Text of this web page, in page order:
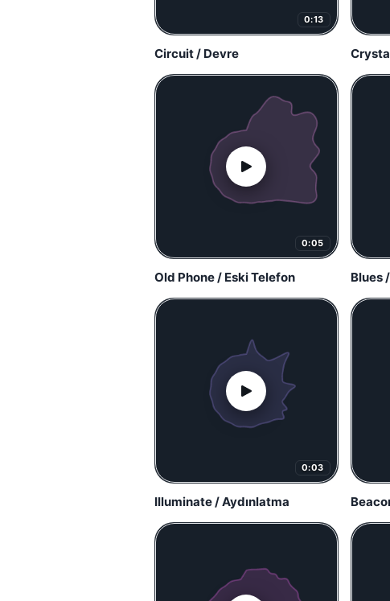
0:13
Circuit / Devre
0:05
Old Phone / Eski Telefon Blues
0:03
Illuminate / Aydınlatma